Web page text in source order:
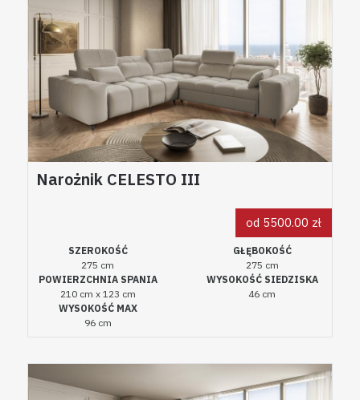
Narożnik CELESTO III
od 5500.00 zł
SZEROKOŚĆ
275 cm
GŁĘBOKOŚĆ
275 cm
POWIERZCHNIA SPANIA
210 cm x 123 cm
WYSOKOŚĆ SIEDZISKA
46 cm
WYSOKOŚĆ MAX
96 cm